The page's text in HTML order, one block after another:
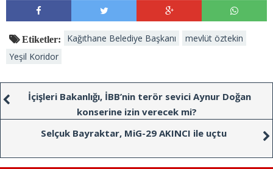
Etiketler: Kağıthane Belediye Başkanı
mevlüt öztekin
Yeşil Koridor
İçişleri Bakanlığı, İBB’nin terör sevici Aynur Doğan
konserine izin verecek mi?
Selçuk Bayraktar, MiG-29 AKINCI ile uçtu